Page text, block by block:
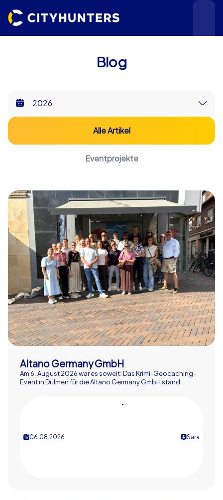
Teamevents
Anlässe
Referenzen
Blog
Alle Artikel
Eventprojekte
Altano Germany GmbH
Am 6. August 2026 war es soweit: Das Krimi-Geocaching-
Event in Dülmen für die Altano Germany GmbH stand...
06.08.2026
•
Sara